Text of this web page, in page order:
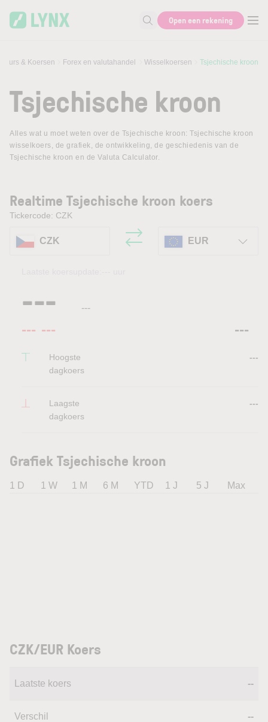
Zoek naar informatie
Open een rekening
Beurs & Koersen Forex en valutahandel Wisselkoersen Tsjechische kroon
Tsjechische kroon
Alles wat u moet weten over de Tsjechische kroon: Tsjechische kroon
wisselkoers, de grafiek, de ontwikkeling, de geschiedenis van de
Tsjechische kroon en de Valuta Calculator.
Realtime Tsjechische kroon koers
Tickercode: CZK
CZK EUR
--- ---
--- --- ---
Hoogste
dagkoers
---
Laagste
dagkoers
---
Grafiek Tsjechische kroon
1 D 1 W 1 M 6 M YTD 1 J 5 J Max
CZK/EUR Koers
Laatste koers --
Verschil --